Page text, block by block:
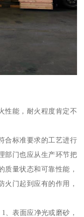
性能，耐火程度肯定不
合标准要求的工艺进行
部门也应从生产环节把
质量状态和可靠性能，
火门起到应有的作用，
表面应净光或磨砂，